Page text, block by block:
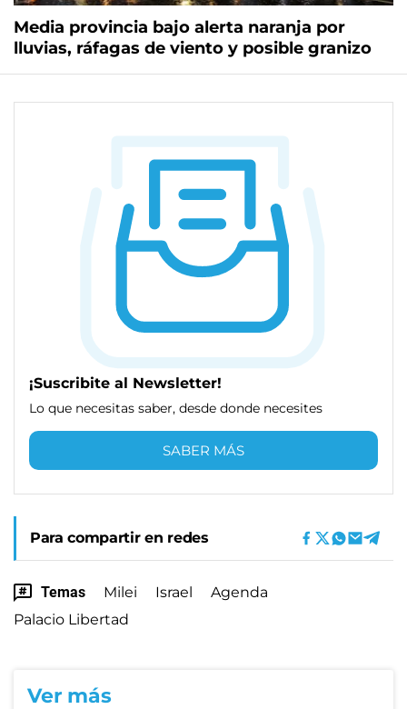
Media provincia bajo alerta naranja por
lluvias, ráfagas de viento y posible granizo
¡Suscribite al Newsletter!
Lo que necesitas saber, desde donde necesites
SABER MÁS
Para compartir en redes
Temas Milei Israel
Agenda
Palacio Libertad
Ver más